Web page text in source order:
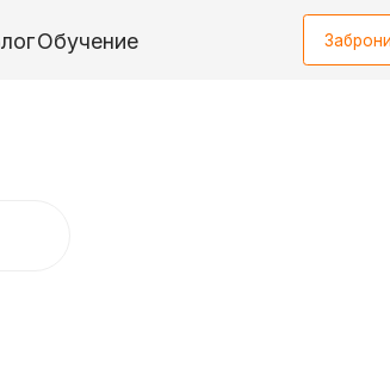
Забронировать сайт
Забронировать сайт